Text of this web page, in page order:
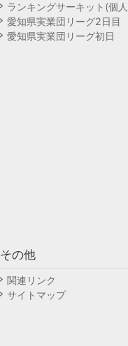
ランキングサーキット(個
愛知県実業団リーグ2日目
愛知県実業団リーグ初日
その他
関連リンク
サイトマップ